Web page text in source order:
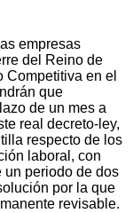
empresas
del Reino de
Competitiva en el
que
de un mes a
real decreto-ley,
respecto de los
laboral, con
un periodo de dos
por la que
revisable.